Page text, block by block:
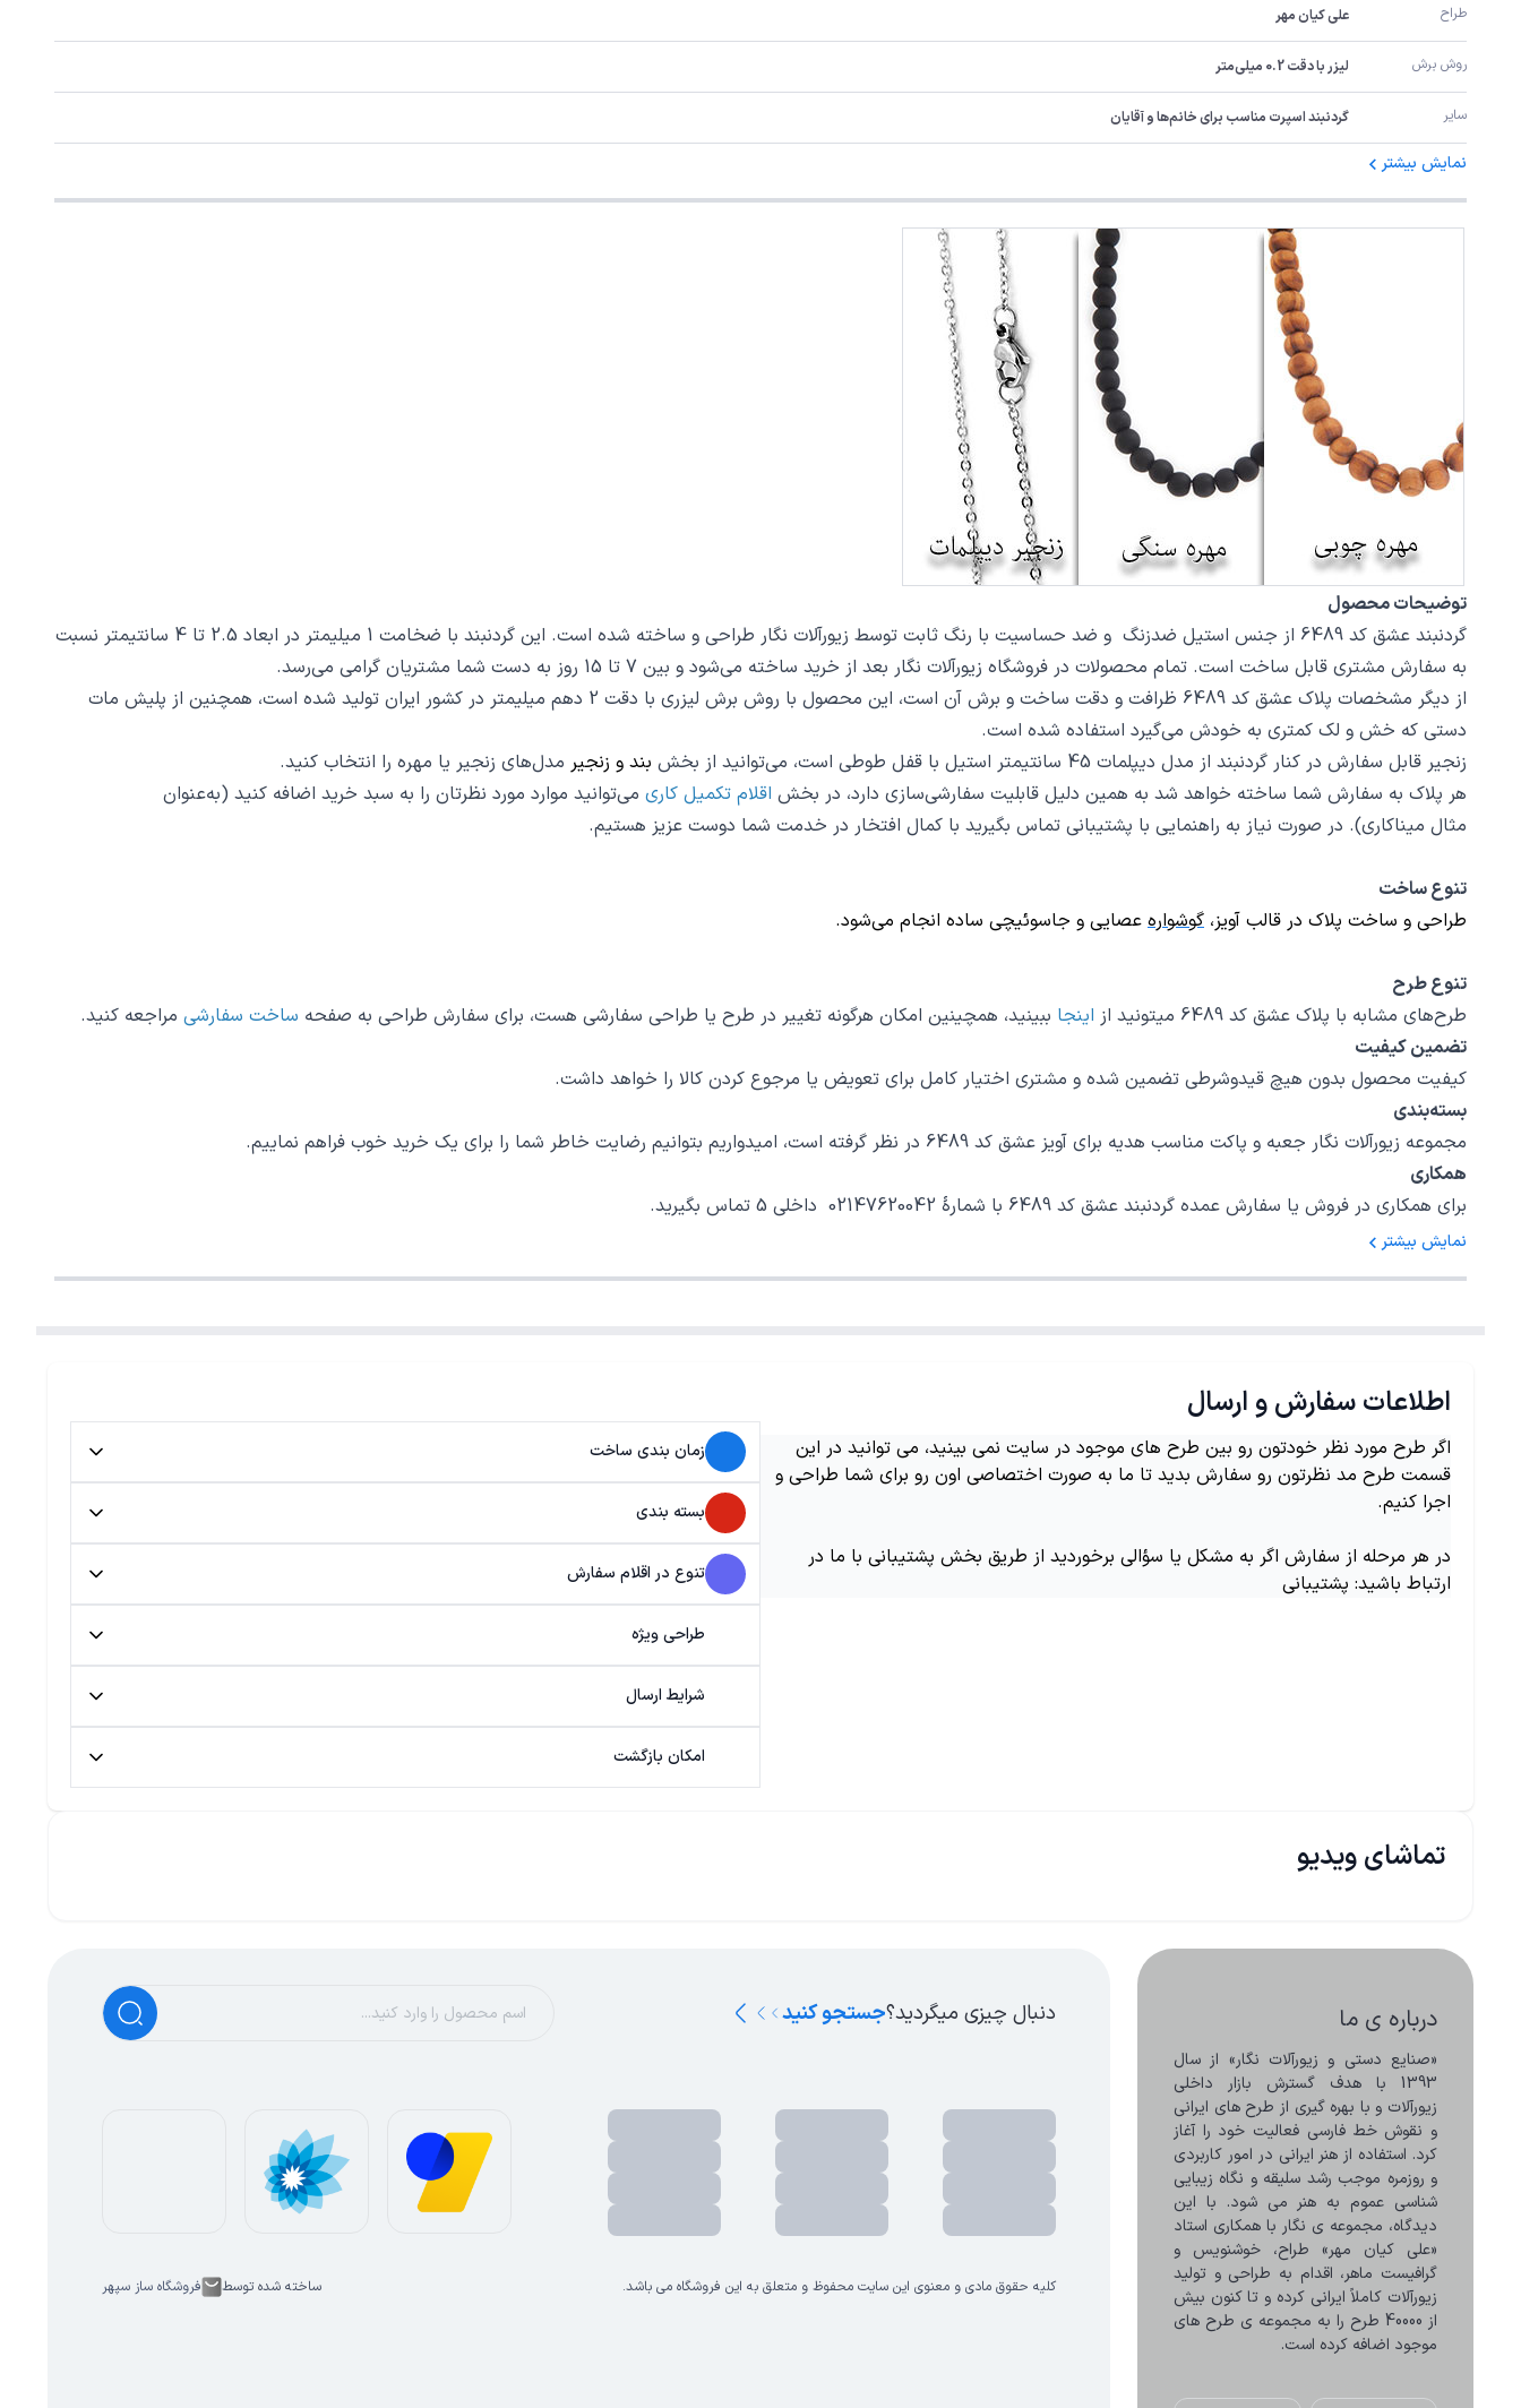
طراح علی کیان مهر
روش برش لیزر با دقت 0.2 میلی‌متر
سایر گردنبند اسپرت مناسب برای خانم‌ها و آقایان
نمایش بیشتر
توضیحات محصول
گردنبند عشق کد 6489 از جنس استیل ضدزنگ و ضد حساسیت با رنگ ثابت توسط زیورآلات نگار طراحی و ساخته شده است. این گردنبند با ضخامت 1 میلیمتر در ابعاد 2.5 تا 4 سانتیمتر نسبت
به سفارش مشتری قابل ساخت است. تمام محصولات در فروشگاه زیورآلات نگار بعد از خرید ساخته می‌شود و بین 7 تا 15 روز به دست شما مشتریان گرامی می‌رسد.
از دیگر مشخصات پلاک عشق کد 6489 ظرافت و دقت ساخت و برش آن است، این محصول با روش برش لیزری با دقت 2 دهم میلیمتر در کشور ایران تولید شده است، همچنین از پلیش مات
دستی که خش و لک کمتری به خودش می‌گیرد استفاده شده است.
زنجیر قابل سفارش در کنار گردنبند از مدل دیپلمات 45 سانتیمتر استیل با قفل طوطی است، می‌توانید از بخش
بند و زنجیر مدل‌های زنجیر یا مهره را انتخاب کنید.
هر پلاک به سفارش شما ساخته خواهد شد به همین دلیل قابلیت سفارشی‌سازی دارد، در بخش اقلام تکمیل کاری می‌توانید موارد مورد نظرتان را به سبد خرید اضافه کنید (به‌عنوان‌
مثال میناکاری). در صورت نیاز به راهنمایی با پشتیبانی تماس بگیرید با کمال افتخار در خدمت شما دوست عزیز هستیم.
تنوع ساخت
طراحی و ساخت پلاک در قالب آویز، گوشواره عصایی و جاسوئیچی ساده انجام می‌شود.
تنوع طرح
طرح‌های مشابه با پلاک عشق کد 6489 میتونید از
اینجا ببینید، همچینین امکان هرگونه تغییر در طرح یا طراحی سفارشی هست، برای سفارش طراحی به صفحه ساخت سفارشی مراجعه کنید.
تضمین کیفیت
کیفیت محصول بدون هیچ قیدوشرطی تضمین شده و مشتری اختیار کامل برای تعویض یا مرجوع کردن کالا را خواهد داشت.
بسته‌بندی
مجموعه زیورآلات نگار جعبه و پاکت مناسب هدیه برای آویز عشق کد 6489 در نظر گرفته است، امیدواریم بتوانیم رضایت خاطر شما را برای یک خرید خوب فراهم نماییم.
همکاری
برای همکاری در فروش یا سفارش عمده گردنبند عشق کد 6489 با شمارهٔ 02147620042 داخلی 5 تماس بگیرید.
نمایش بیشتر
اطلاعات سفارش و ارسال
اگر طرح مورد نظر خودتون رو بین طرح های موجود در سایت نمی بینید، می توانید در این
قسمت طرح مد نظرتون رو سفارش بدید تا ما به صورت اختصاصی اون رو برای شما طراحی و
اجرا کنیم.
در هر مرحله از سفارش اگر به مشکل یا سؤالی برخوردید از طریق بخش پشتیبانی با ما در
ارتباط باشید: پشتیبانی
زمان بندی ساخت
بسته بندی
تنوع در اقلام سفارش
طراحی ویژه
شرایط ارسال
امکان بازگشت
تماشای ویدیو
درباره ی ما
موجود اضافه کرده است.
دنبال چیزی میگردید؟جستجو کنید
کلیه حقوق مادی و معنوی این سایت محفوظ و متعلق به این فروشگاه می باشد. ساخته شده توسط فروشگاه ساز سپهر